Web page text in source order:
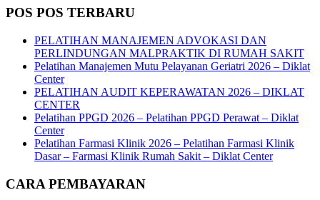
POS POS TERBARU
PELATIHAN MANAJEMEN ADVOKASI DAN
PERLINDUNGAN MALPRAKTIK DI RUMAH SAKIT
Pelatihan Manajemen Mutu Pelayanan Geriatri 2026 – Diklat
Center
PELATIHAN AUDIT KEPERAWATAN 2026 – DIKLAT
CENTER
Pelatihan PPGD 2026 – Pelatihan PPGD Perawat – Diklat
Center
Pelatihan Farmasi Klinik 2026 – Pelatihan Farmasi Klinik
Dasar – Farmasi Klinik Rumah Sakit – Diklat Center
CARA PEMBAYARAN